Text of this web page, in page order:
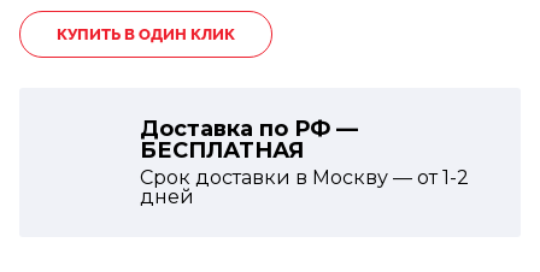
КУПИТЬ В ОДИН КЛИК
Доставка по РФ —
БЕСПЛАТНАЯ
Срок доставки в Москву — от1-2
дней